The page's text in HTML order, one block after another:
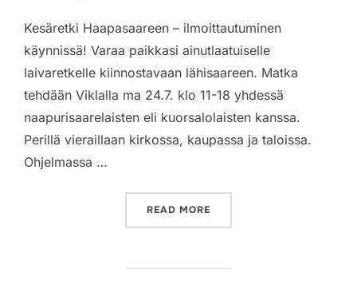
Kesäretki Haapasaareen – ilmoittautuminen
käynnissä! Varaa paikkasi ainutlaatuiselle
laivaretkelle kiinnostavaan lähisaareen. Matka
tehdään Viklalla ma 24.7. klo 11-18 yhdessä
naapurisaarelaisten eli kuorsalolaisten kanssa.
Perillä vieraillaan kirkossa, kaupassa ja taloissa.
Ohjelmassa …
READ MORE